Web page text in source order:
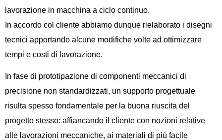
lavorazione in macchina a ciclo continuo.
In accordo col cliente abbiamo dunque rielaborato i disegni
tecnici apportando alcune modifiche volte ad ottimizzare
tempi e costi di lavorazione.
In fase di prototipazione di componenti meccanici di
precisione non standardizzati, un supporto progettuale
risulta spesso fondamentale per la buona riuscita del
progetto stesso: affiancando il cliente con nozioni relative
alle lavorazioni meccaniche, ai materiali di più facile